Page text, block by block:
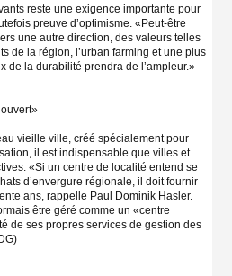
reste une exigence importante pour
preuve d’optimisme. «Peut-être
une autre direction, des valeurs telles
de la région, l’urban farming et une plus
de la durabilité prendra de l’ampleur.»
vieille ville, créé spécialement pour
il est indispensable que villes et
«Si un centre de localité entend se
d’envergure régionale, il doit fournir
ans, rappelle Paul Dominik Hasler.
être géré comme un «centre
de ses propres services de gestion des